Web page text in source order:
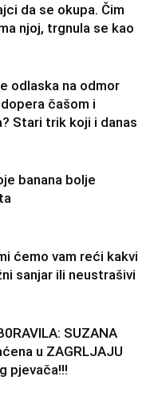
da se okupa. Čim
njoj, trgnula se kao
odlaska na odmor
čašom i
Stari trik koji i danas
banana bolje
ćemo vam reći kakvi
sanjar ili neustrašivi
SUZANA
u ZAGRLJAJU
pjevača!!!